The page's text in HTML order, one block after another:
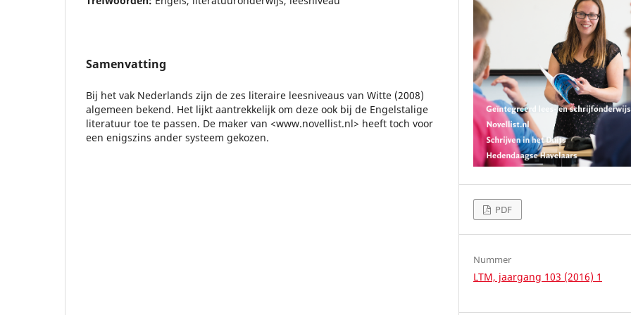
Samenvatting
Bij het vak Nederlands zijn de zes literaire leesniveaus van Witte (2008)
algemeen bekend. Het lijkt aantrekkelijk om deze ook bij de Engelstalige
literatuur toe te passen. De maker van <www.novellist.nl> heeft toch voor
een enigszins ander systeem gekozen.
PDF
Nummer
LTM, jaargang 103 (2016) 1